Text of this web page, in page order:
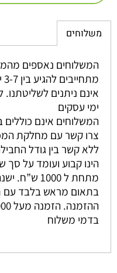
משלוחים
המשלוחים נאספים
ימי עסקים
המשלוחים אינם כוללים
צרו קשר עם מחלקת המכירות 073-
ללא קשר בין גודל
מתחת ל
בתאום מראש בלבד עם
בדמי משלוח